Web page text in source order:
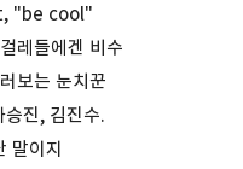
"be cool"
레들에겐 비수
보는 눈치꾼
진, 김진수.
말이지